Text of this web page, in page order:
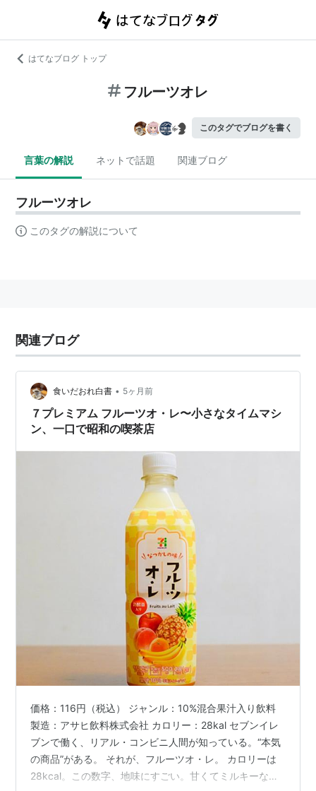
はてなブログ トップ
フルーツオレ
このタグでブログを書く
言葉の解説 ネットで話題 関連ブログ
フルーツオレ
このタグの解説について
関連ブログ
食いだおれ白書 • 5ヶ月前
７プレミアム フルーツオ・レ〜小さなタイムマシ
ン、一口で昭和の喫茶店
価格：116円（税込） ジャンル：10%混合果汁入り飲料
製造：アサヒ飲料株式会社 カロリー：28kal セブンイレ
ブンで働く、リアル・コンビニ人間が知っている。“本気
の商品”がある。 それが、フルーツオ・レ。 カロリーは
28kcal。この数字、地味にすごい。甘くてミルキーな飲